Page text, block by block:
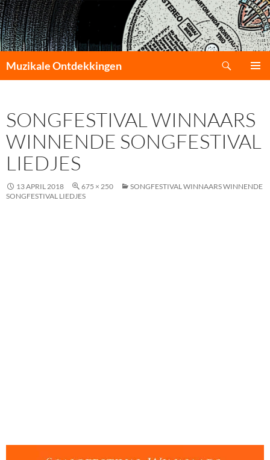
Muzikale Ontdekkingen
INHOUD
SONGFESTIVAL WINNAARS
WINNENDE SONGFESTIVAL
LIEDJES
13 APRIL 2018 675 × 250
SONGFESTIVAL WINNAARS WINNENDE
SONGFESTIVAL LIEDJES